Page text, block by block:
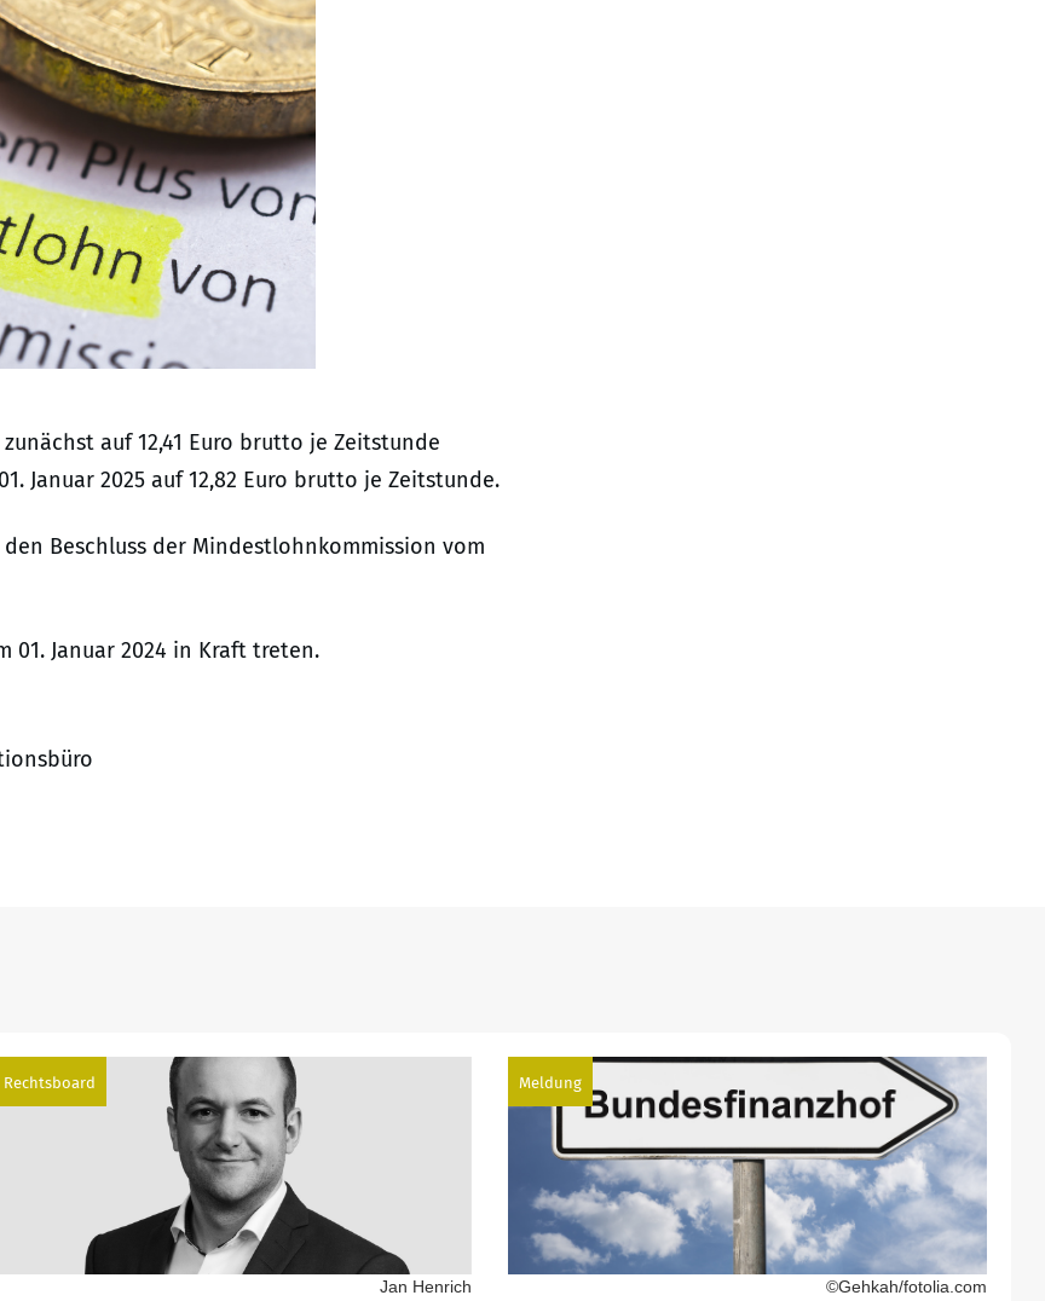
auf 12,41 Euro brutto je Zeitstunde
Januar 2025 auf 12,82 Euro brutto je Zeitstunde.
Beschluss der Mindestlohnkommission vom
01. Januar 2024 in Kraft treten.
Rechtsboard
Jan Henrich
Meldung
©Gehkah/fotolia.com